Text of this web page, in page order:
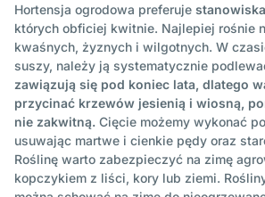
Hortensja ogrodowa preferuje
których obficiej kwitnie. Najlepiej rośnie
kwaśnych, żyznych i wilgotnych. W
suszy, należy ją systematycznie
zawiązują się pod koniec lata, dlatego
przycinać krzewów jesienią i wiosną,
nie zakwitną. Cięcie możemy wykonać
usuwając martwe i cienkie pędy oraz
Roślinę warto zabezpieczyć na zimę
kopczykiem z liści, kory lub ziemi.